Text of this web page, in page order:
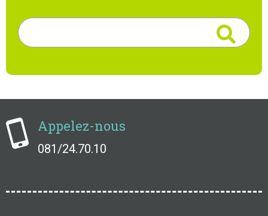
Rechercher
Appelez-nous
081/24.70.10